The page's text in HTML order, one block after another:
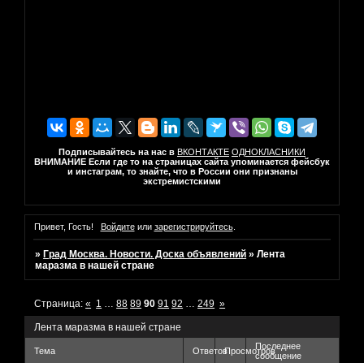
Подписывайтесь на нас в ВКОНТАКТЕ ОДНОКЛАСНИКИ
ВНИМАНИЕ Если где то на страницах сайта упоминается фейсбук
и инстаграм, то знайте, что в России они признаны
экстремистскими
Привет, Гость! Войдитеили зарегистрируйтесь.
» Град Москва. Новости. Доска объявлений »Лента
маразма в нашей стране
Лента маразма в нашей стране
Страница:« 1 88 89 90 91 92 249 »
Тема ОтветовПросмотровПоследнее
сообщение